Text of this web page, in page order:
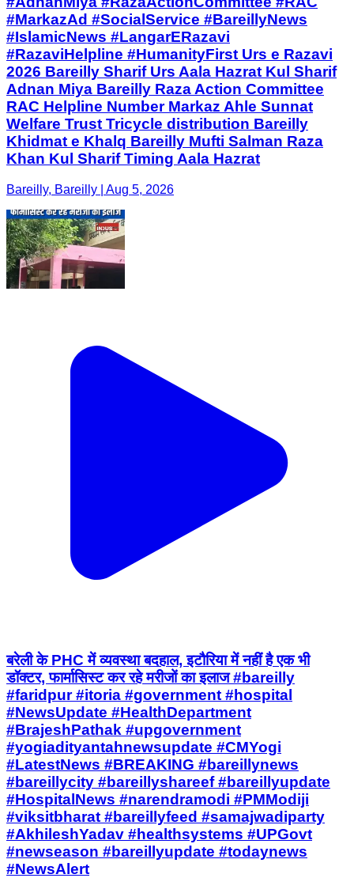
#MarkazAd #SocialService #BareillyNews
#IslamicNews #LangarERazavi
#RazaviHelpline #HumanityFirst Urs e Razavi
2026 Bareilly Sharif Urs Aala Hazrat Kul Sharif
Adnan Miya Bareilly Raza Action Committee
RAC Helpline Number Markaz Ahle Sunnat
Welfare Trust Tricycle distribution Bareilly
Khidmat e Khalq Bareilly Mufti Salman Raza
Khan Kul Sharif Timing Aala Hazrat
Bareilly, Bareilly | Aug 5, 2026
बरेली के PHC में व्यवस्था बदहाल, इटौरिया में नहीं है एक भी
डॉक्टर, फार्मासिस्ट कर रहे मरीजों का इलाज #bareilly
#faridpur #itoria #government #hospital
#NewsUpdate #HealthDepartment
#BrajeshPathak #upgovernment
#yogiadityantahnewsupdate #CMYogi
#LatestNews #BREAKING #bareillynews
#bareillycity #bareillyshareef #bareillyupdate
#HospitalNews #narendramodi #PMModiji
#viksitbharat #bareillyfeed #samajwadiparty
#AkhileshYadav #healthsystems #UPGovt
#newseason #bareillyupdate #todaynews
#NewsAlert